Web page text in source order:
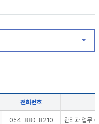
전화번호
054-880-8210 관리과 업무